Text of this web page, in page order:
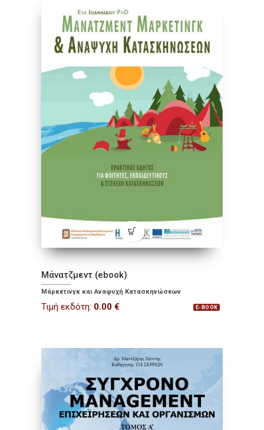
Μάνατζμεντ (ebook)
Μάρκετινγκ και Αναψυχή Κατασκηνώσεων
E-BOOK
Τιμή εκδότη: 0.00 €